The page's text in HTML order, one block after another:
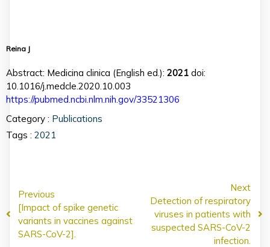
Reina J
Abstract: Medicina clinica (English ed.): 2021 doi:
10.1016/j.medcle.2020.10.003
https://pubmed.ncbi.nlm.nih.gov/33521306
Category : Publications
Tags : 2021
Previous
[Impact of spike genetic
variants in vaccines against
SARS-CoV-2].
Next
Detection of respiratory
viruses in patients with
suspected SARS-CoV-2
infection.